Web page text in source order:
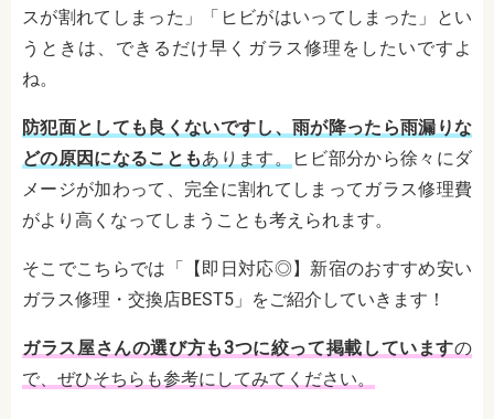
スが割れてしまった」「ヒビがはいってしまった」とい
うときは、できるだけ早くガラス修理をしたいですよ
ね。
防犯面としても良くないですし、雨が降ったら雨漏りな
どの原因になることもあります。
ヒビ部分から徐々にダ
メージが加わって、完全に割れてしまってガラス修理費
がより高くなってしまうことも考えられます。
そこでこちらでは「【即日対応◎】新宿のおすすめ安い
ガラス修理・交換店BEST5」をご紹介していきます！
ガラス屋さんの選び方も3つに絞って掲載していますの
で、ぜひそちらも参考にしてみてください。